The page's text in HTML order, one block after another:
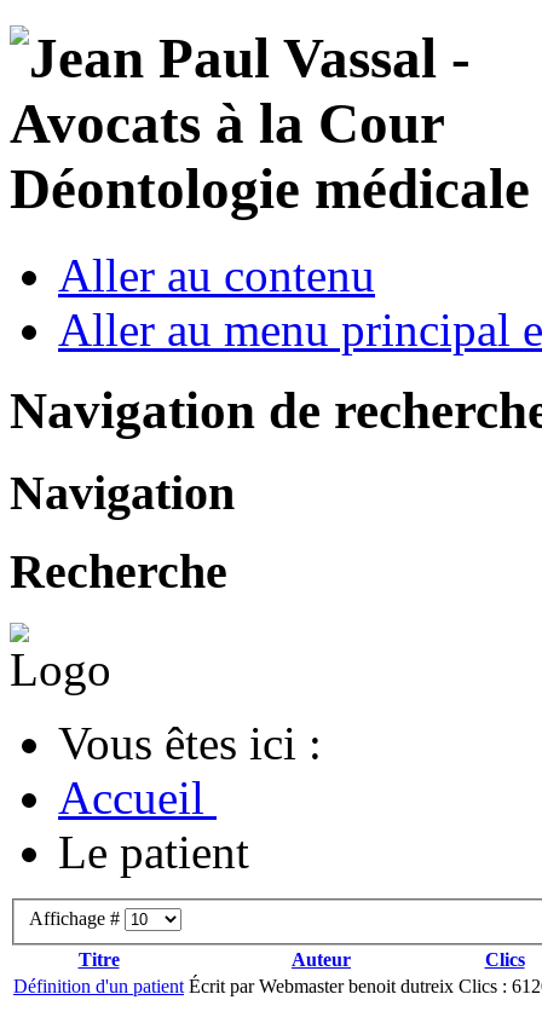
Déontologie
Aller au contenu
Aller au menu principal
Navigation de
Navigation
Recherche
Vous êtes ici :
Accueil
Le patient
Affichage #
Titre
Auteur
Clics
Définition d'un patient Écrit par Webmaster benoit dutreix Clics :